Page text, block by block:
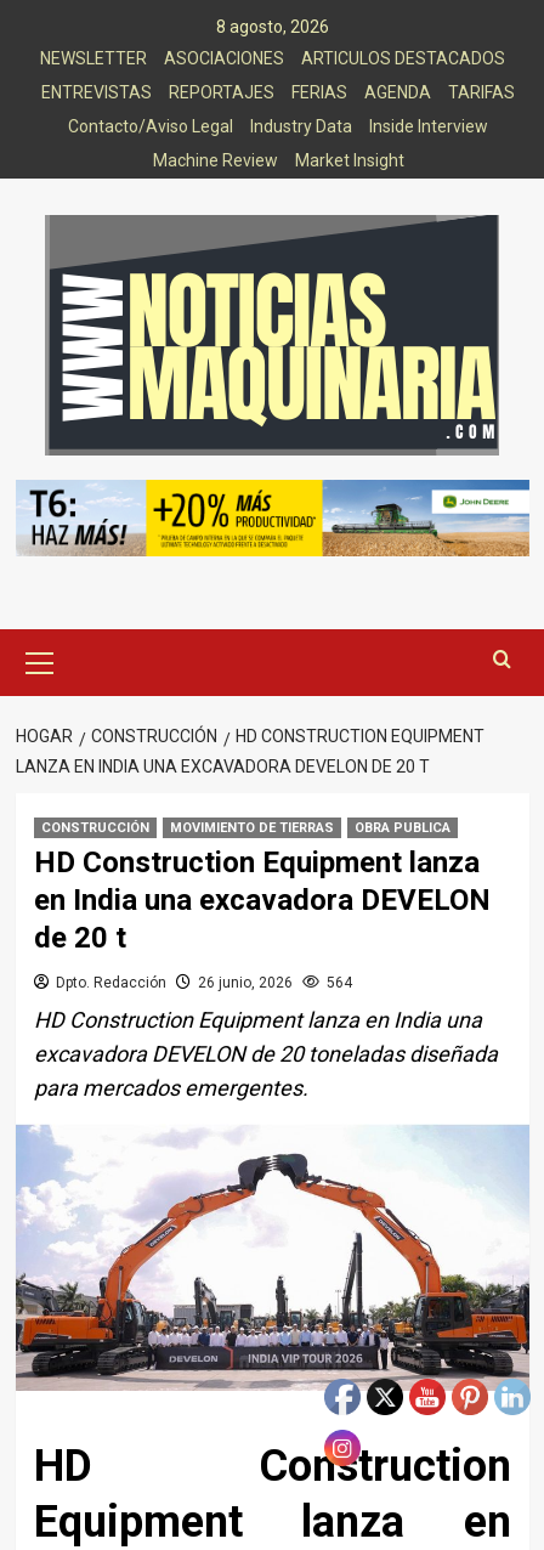
8 agosto, 2026
NEWSLETTER
ASOCIACIONES
ARTICULOS DESTACADOS
ENTREVISTAS
REPORTAJES FERIAS AGENDA
TARIFAS
Contacto/Aviso Legal
Industry Data
Inside Interview
Machine Review
Market Insight
principal
HOGAR CONSTRUCCIÓN
HD CONSTRUCTION EQUIPMENT
LANZA EN INDIA UNA EXCAVADORA DEVELON DE 20 T
CONSTRUCCIÓN MOVIMIENTO DE TIERRAS OBRA PUBLICA
HD Construction Equipment lanza
en India una excavadora DEVELON
de 20 t
Dpto. Redacción 26 junio, 2026 564
HD Construction Equipment lanza en India una
excavadora DEVELON de 20 toneladas diseñada
para mercados emergentes.
HD Construction
Equipment lanza en